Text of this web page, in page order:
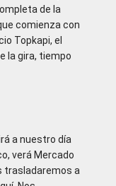
de la
comienza con
Topkapi, el
la gira, tiempo
a nuestro día
verá Mercado
trasladaremos a